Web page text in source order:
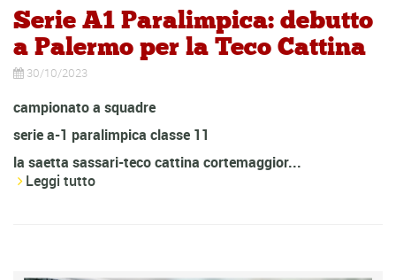
Serie A1 Paralimpica: debutto
a Palermo per la Teco Cattina
30/10/2023
campionato a squadre
serie a-1 paralimpica classe 11
la saetta sassari-teco cattina cortemaggior...
Leggi tutto